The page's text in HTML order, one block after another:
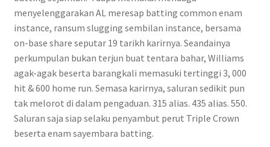
menyelenggarakan AL meresap batting common enam
instance, ransum slugging sembilan instance, bersama
on-base share seputar 19 tarikh karirnya. Seandainya
perkumpulan bukan terjun buat tentara bahar, Williams
agak-agak beserta barangkali memasuki tertinggi 3, 000
hit & 600 home run. Semasa karirnya, saluran sedikit pun
tak melorot di dalam pengaduan. 315 alias. 435 alias. 550.
Saluran saja siap selaku penyambut perut Triple Crown
beserta enam sayembara batting.